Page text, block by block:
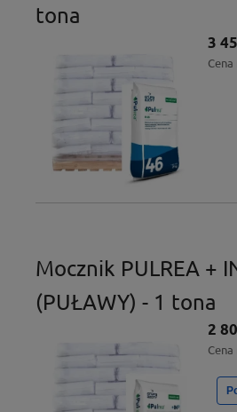
tona
3
Mocznik PULREA +
(PUŁAWY) - 1 tona
2